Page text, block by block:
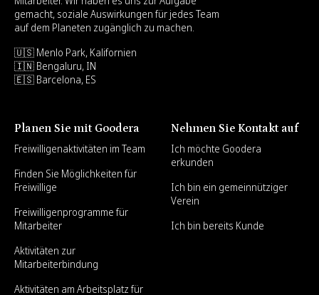
gemacht, soziale Auswirkungen für jedes Team
auf dem Planeten zugänglich zu machen.
🇺🇸 Menlo Park, Kalifornien
🇮🇳 Bengaluru, IN
🇪🇸 Barcelona, ES
Planen Sie mit Goodera
Freiwilligenaktivitäten im Team
Finden Sie Möglichkeiten für
Freiwillige
Freiwilligenprogramme für
Mitarbeiter
Aktivitäten zur
Mitarbeiterbindung
Aktivitäten am Arbeitsplatz für
Nehmen Sie Kontakt auf
Ich möchte Goodera
erkunden
Ich bin ein gemeinnütziger
Verein
Ich bin bereits Kunde